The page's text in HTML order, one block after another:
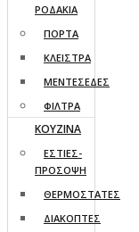
ΡΟΔΑΚΙΑ
ΠΟΡΤΑ
ΚΛΕΙΣΤΡΑ
ΜΕΝΤΕΣΕΔΕΣ
ΦΙΛΤΡΑ
ΚΟΥΖΙΝΑ
ΕΣΤΙΕΣ-
ΠΡΟΣΟΨΗ
ΘΕΡΜΟΣΤΑΤΕΣ
ΔΙΑΚΟΠΤΕΣ